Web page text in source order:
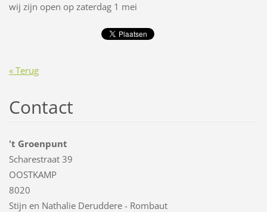
wij zijn open op zaterdag 1 mei
« Terug
Contact
't Groenpunt
Scharestraat 39
OOSTKAMP
8020
Stijn en Nathalie Deruddere - Rombaut